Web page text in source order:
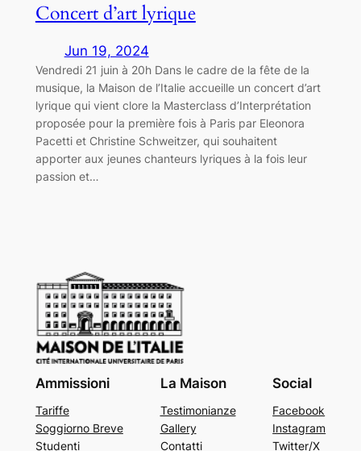
Concert d’art lyrique
Jun 19, 2024
Vendredi 21 juin à 20h Dans le cadre de la fête de la
musique, la Maison de l’Italie accueille un concert d’art
lyrique qui vient clore la Masterclass d’Interprétation
proposée pour la première fois à Paris par Eleonora
Pacetti et Christine Schweitzer, qui souhaitent
apporter aux jeunes chanteurs lyriques à la fois leur
passion et…
Ammissioni
Tariffe
Soggiorno Breve
Studenti
La Maison
Testimonianze
Gallery
Contatti
Social
Facebook
Instagram
Twitter/X